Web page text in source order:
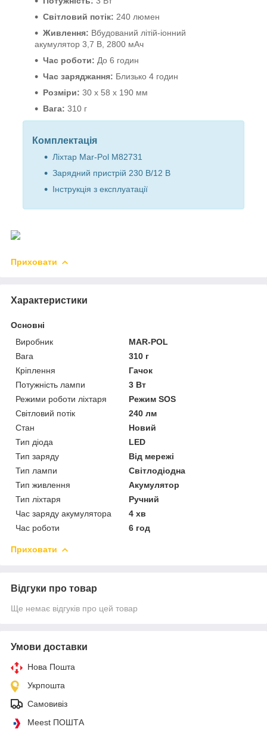
Світловий потік: 240 люмен
Живлення: Вбудований літій-іонний
акумулятор 3,7 В, 2800 мАч
Час роботи: До 6 годин
Час заряджання: Близько 4 годин
Розміри: 30 x 58 x 190 мм
Вага: 310 г
Комплектація
Ліхтар Mar-Pol M82731
Зарядний пристрій 230 В/12 В
Інструкція з експлуатації
Приховати
Характеристики
Основні
Виробник
MAR-POL
Вага
310 г
Кріплення
Гачок
Потужність лампи
3 Вт
Режими роботи ліхтаря
Режим SOS
Світловий потік
240 лм
Стан
Новий
Тип діода
LED
Тип заряду
Від мережі
Тип лампи
Світлодіодна
Тип живлення
Акумулятор
Тип ліхтаря
Ручний
Час заряду акумулятора
4 хв
Час роботи
6 год
Приховати
Відгуки про товар
Ще немає відгуків про цей товар
Умови доставки
Нова Пошта
Укрпошта
Самовивіз
Meest ПОШТА